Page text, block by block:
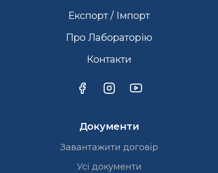
Експорт / Імпорт
Про Лабораторію
Контакти
Документи
Завантажити договір
Усі документи